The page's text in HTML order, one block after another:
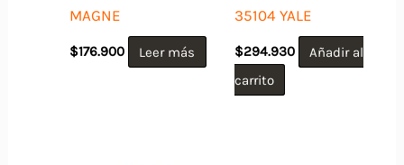
MAGNE
$176.900 Leer más
35104 YALE
$294.930
Añadir al
carrito